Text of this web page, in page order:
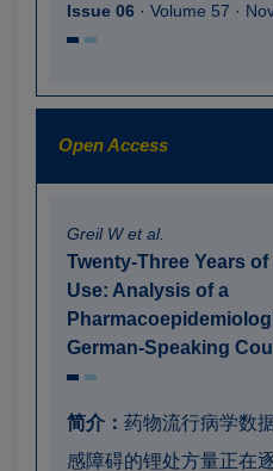
Issue 06 · Volume 57 ·
Open Access
Greil W et al.
Twenty-Three Years
Use: Analysis of a
German-Speaking
简介： 药物流行病学数
感障碍的锂处方量正在